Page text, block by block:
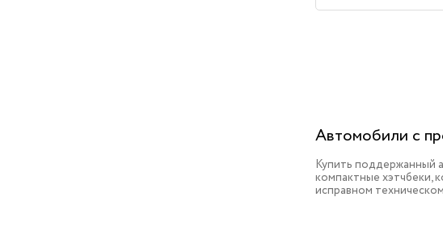
Автомобили с
Купить поддержанный
компактные хэтчбеки,
исправном